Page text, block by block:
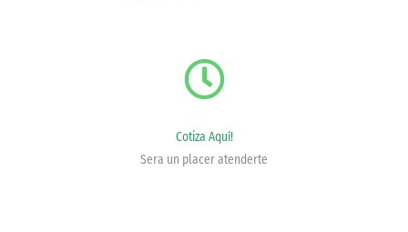
Cotiza Aquí!
Sera un placer atenderte